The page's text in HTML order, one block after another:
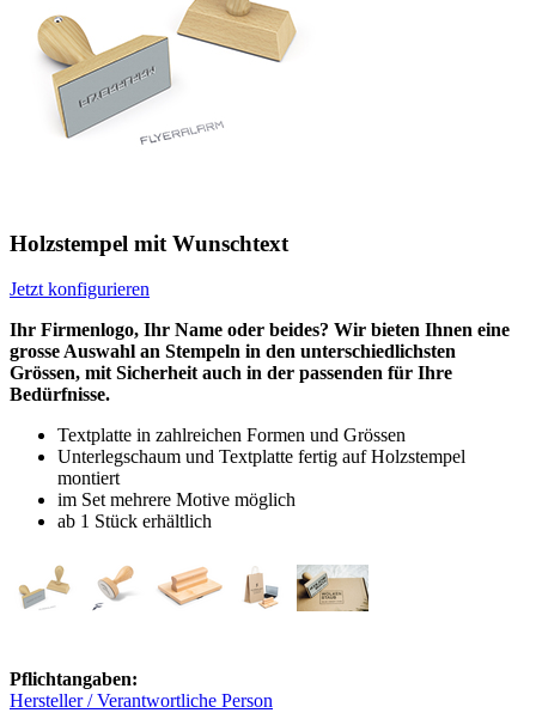
Holzstempel mit Wunschtext
Jetzt konfigurieren
Ihr Firmenlogo, Ihr Name oder beides? Wir bieten Ihnen eine
grosse Auswahl an Stempeln in den unterschiedlichsten
Grössen, mit Sicherheit auch in der passenden für Ihre
Bedürfnisse.
Textplatte in zahlreichen Formen und Grössen
Unterlegschaum und Textplatte fertig auf Holzstempel
montiert
im Set mehrere Motive möglich
ab 1 Stück erhältlich
Pflichtangaben:
Hersteller / Verantwortliche Person